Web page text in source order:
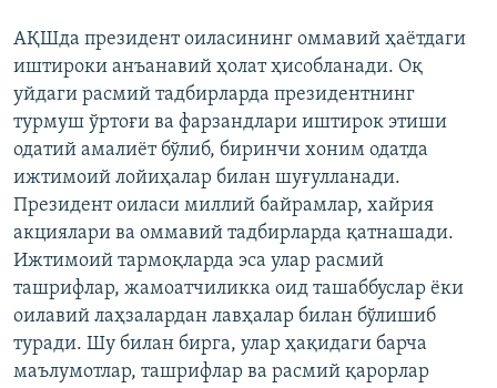
АҚШда президент оиласининг оммавий ҳаётдаги
иштироки анъанавий ҳолат ҳисобланади. Оқ
уйдаги расмий тадбирларда президентнинг
турмуш ўртоғи ва фарзандлари иштирок этиши
одатий амалиёт бўлиб, биринчи хоним одатда
ижтимоий лойиҳалар билан шуғулланади.
Президент оиласи миллий байрамлар, хайрия
акциялари ва оммавий тадбирларда қатнашади.
Ижтимоий тармоқларда эса улар расмий
ташрифлар, жамоатчиликка оид ташаббуслар ёки
оилавий лаҳзалардан лавҳалар билан бўлишиб
туради. Шу билан бирга, улар ҳақидаги барча
маълумотлар, ташрифлар ва расмий қарорлар